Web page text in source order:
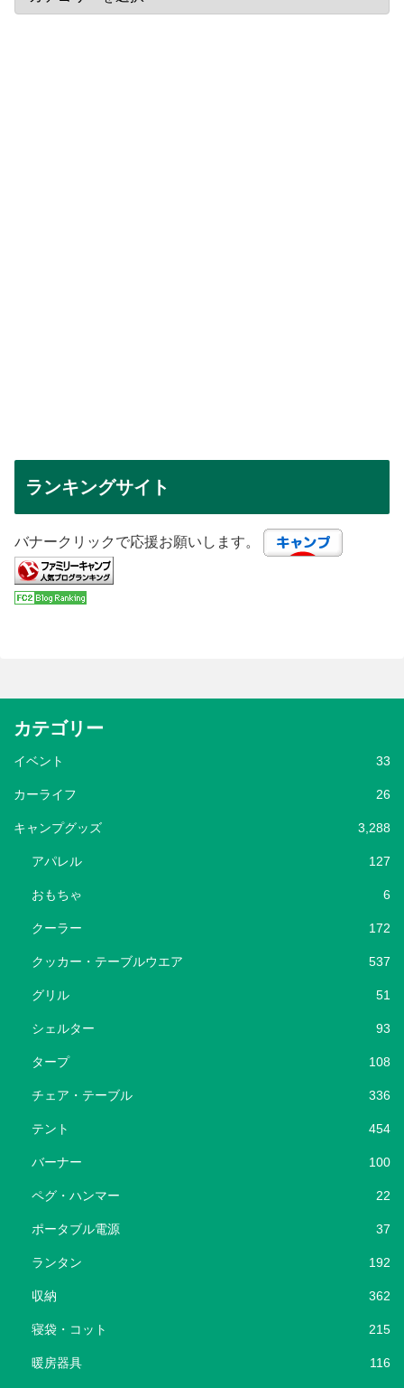
ランキングサイト
バナークリックで応援お願いします。
カテゴリー
イベント 33
カーライフ 26
キャンプグッズ 3,288
アパレル 127
おもちゃ 6
クーラー 172
クッカー・テーブルウエア 537
グリル 51
シェルター 93
タープ 108
チェア・テーブル 336
テント 454
バーナー 100
ペグ・ハンマー 22
ポータブル電源 37
ランタン 192
収納 362
寝袋・コット 215
暖房器具 116